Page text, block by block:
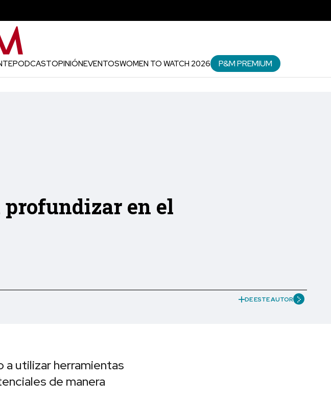
PODCASTOPINIÓNEVENTOSWOMEN TO WATCH 2026 P&M PREMIUM
profundizar en el
DE ESTE AUTOR
a utilizar herramientas
de manera